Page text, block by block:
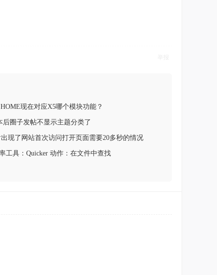
现在对应X5哪个模块功能？
后圈子发帖不显示主题分类了
现了网站首次访问打开页面需要20多秒的情况
工具：Quicker 动作：在文件中查找